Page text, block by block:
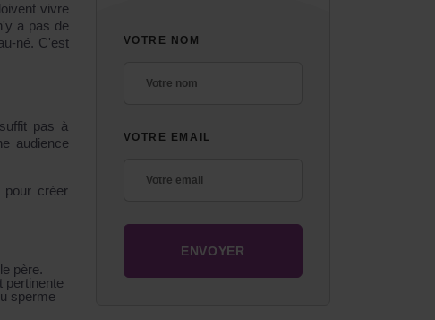
vivre
a pas de
né. C'est
pas à
audience
pour créer
père.
pertinente
sperme
VOTRE NOM
VOTRE EMAIL